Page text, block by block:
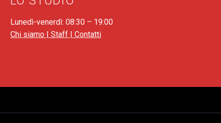
Lunedì-venerdì: 08:30 – 19:00
Chi siamo | Staff | Contatti